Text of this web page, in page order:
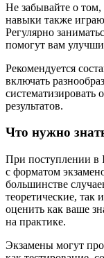
Не забывайте о
навыки также
Регулярно
помогут вам
Рекомендуется
включать
систематизировать
результатов.
Что нужно
При поступлении в
с форматом
большинстве
теоретические, так
оценить как ваше
на практике.
Экзамены могут